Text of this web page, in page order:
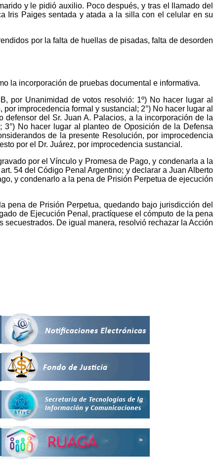
y le pidió auxilio. Poco después, y tras el llamado del
Iris Paiges sentada y atada a la silla con el celular en su
por la falta de huellas de pisadas, falta de desorden
la incorporación de pruebas documental e informativa.
por Unanimidad de votos resolvió: 1º) No hacer lugar al
improcedencia formal y sustancial; 2°) No hacer lugar al
del Sr. Juan A. Palacios, a la incorporación de la
No hacer lugar al planteo de Oposición de la Defensa
de la presente Resolución, por improcedencia
por el Dr. Juárez, por improcedencia sustancial.
por el Vínculo y Promesa de Pago, y condenarla a la
54 del Código Penal Argentino; y declarar a Juan Alberto
y condenarlo a la pena de Prisión Perpetua de ejecución
de Prisión Perpetua, quedando bajo jurisdicción del
de Ejecución Penal, practíquese el cómputo de la pena
De igual manera, resolvió rechazar la Acción